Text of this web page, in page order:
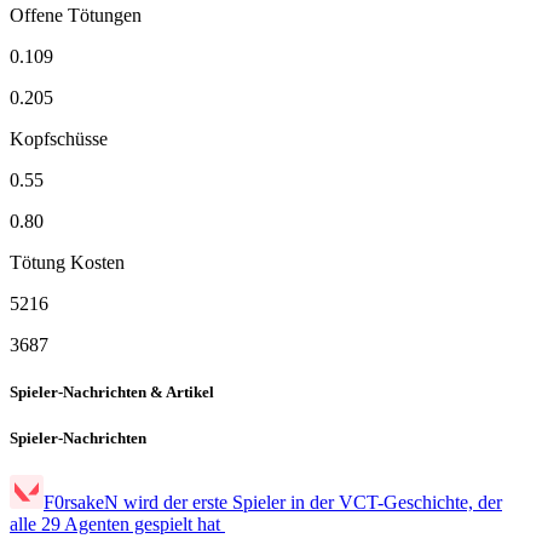
Offene Tötungen
0.109
0.205
Kopfschüsse
0.55
0.80
Tötung Kosten
5216
3687
Spieler-Nachrichten & Artikel
Spieler-Nachrichten
F0rsakeN wird der erste Spieler in der VCT-Geschichte, der
alle 29 Agenten gespielt hat